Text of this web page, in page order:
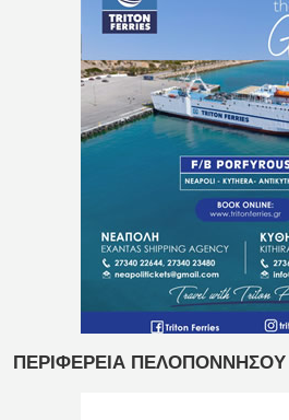
ΠΕΡΙΦΕΡΕΙΑ ΠΕΛΟΠΟΝΝΗΣΟΥ